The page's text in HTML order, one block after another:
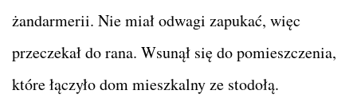
żandarmerii. Nie miał odwagi zapukać, więc
przeczekał do rana. Wsunął się do pomieszczenia,
które łączyło dom mieszkalny ze stodołą.